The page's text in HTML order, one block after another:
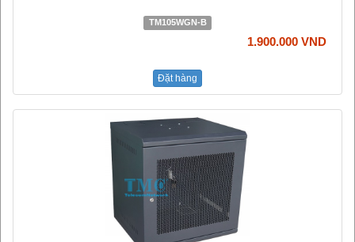
TM105WGN-B
1.900.000 VND
Đặt hàng